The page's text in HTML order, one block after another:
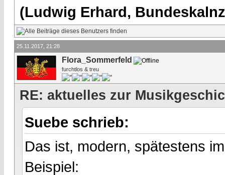
(Ludwig Erhard,
25.11.2017, 21:28
Flora_Sommerfeld
furchtlos & treu
RE: aktuelles zur
Suebe schrieb:
Das ist, modern, spätestens
Beispiel: